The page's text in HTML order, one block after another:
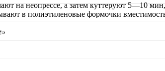
на неопрессе, а затем куттеруют 5—10
в полиэтиленовые формочки